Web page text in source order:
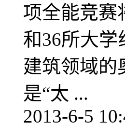
项全能竞赛
和36所大学
建筑领域的
是“太 ...
2013-6-5